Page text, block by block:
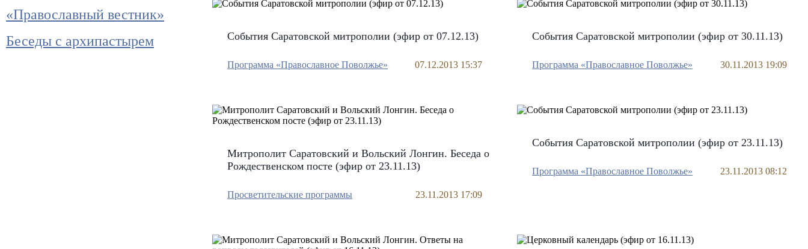
«Православный вестник»
Беседы с архипастырем
События Саратовской митрополии (эфир от 07.12.13)
Программа «Православное Поволжье» 07.12.2013 15:37
События Саратовской митрополии (эфир от 30.11.13)
Программа «Православное Поволжье» 30.11.2013 19:09
Митрополит Саратовский и Вольский Лонгин. Беседа о
Рождественском посте (эфир от 23.11.13)
Просветительские программы 23.11.2013 17:09
События Саратовской митрополии (эфир от 23.11.13)
Программа «Православное Поволжье» 23.11.2013 08:12